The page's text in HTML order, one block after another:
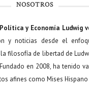
NOSOTROS
y Economía Ludwig
y noticias desde el
filosofía de libertad de
en 2008, ha tenido
afines como Mises